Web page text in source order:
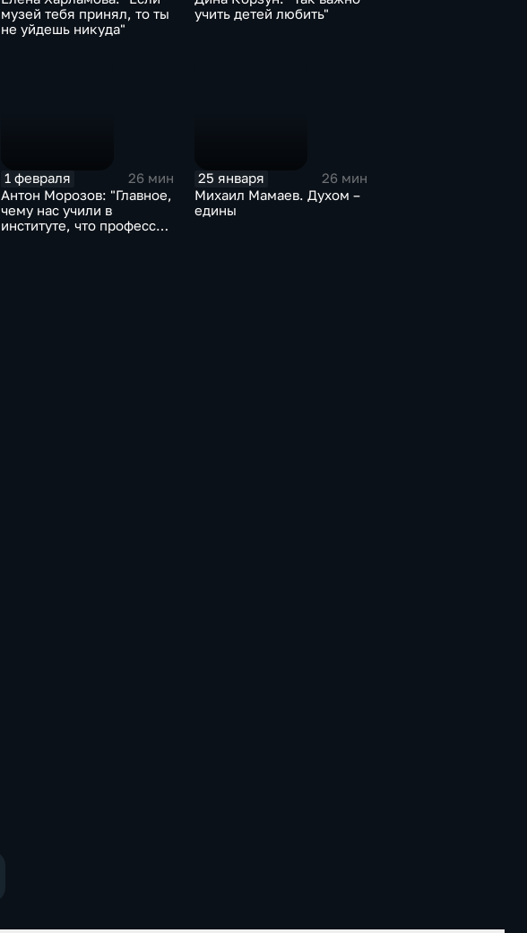
музей тебя принял, то ты
не уйдешь никуда"
учить детей любить"
1 февраля
26 мин
Антон Морозов: "Главное,
чему нас учили в
институте, что профессия
25 января
26 мин
Михаил Мамаев. Духом –
едины